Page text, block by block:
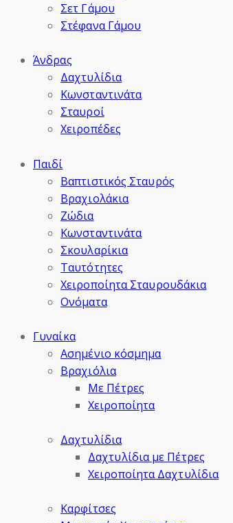
Σετ Γάμου
Στέφανα Γάμου
Άνδρας
Δαχτυλίδια
Κωνσταντινάτα
Σταυροί
Χειροπέδες
Παιδί
Βαπτιστικός Σταυρός
Βραχιολάκια
Ζώδια
Κωνσταντινάτα
Σκουλαρίκια
Ταυτότητες
Χειροποίητα Σταυρουδάκια
Ονόματα
Γυναίκα
Ασημένιο κόσμημα
Βραχιόλια
Με Πέτρες
Χειροποίητα
Δαχτυλίδια
Δαχτυλίδια με Πέτρες
Χειροποίητα Δαχτυλίδια
Καρφίτσες